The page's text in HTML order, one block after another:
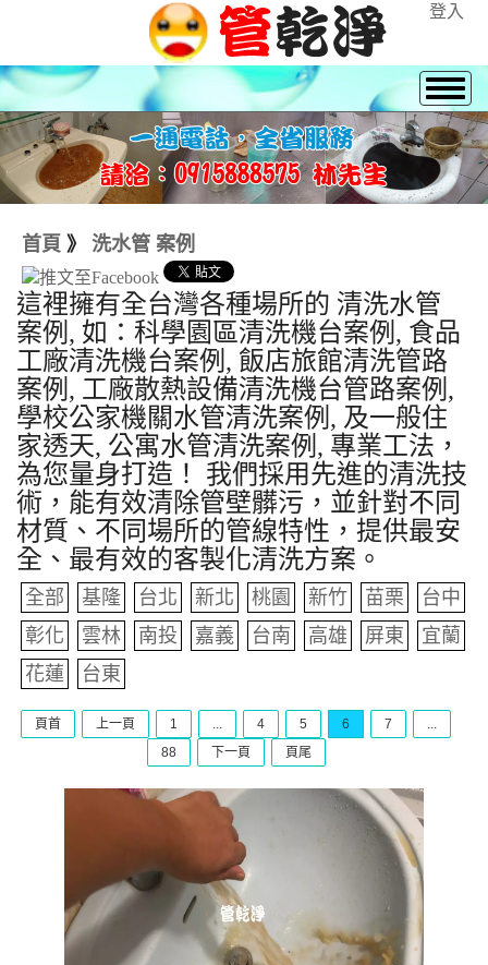
登入
首頁 》 洗水管 案例
這裡擁有全台灣各種場所的 清洗水管
案例, 如：科學園區清洗機台案例, 食品
工廠清洗機台案例, 飯店旅館清洗管路
案例, 工廠散熱設備清洗機台管路案例,
學校公家機關水管清洗案例, 及一般住
家透天, 公寓水管清洗案例, 專業工法，
為您量身打造！ 我們採用先進的清洗技
術，能有效清除管壁髒污，並針對不同
材質、不同場所的管線特性，提供最安
全、最有效的客製化清洗方案。
全部 基隆 台北 新北 桃園 新竹 苗栗
台中
彰化
雲林 南投 嘉義 台南 高雄 屏東
宜蘭
花蓮
台東
頁首 上一頁 1 ... 4 5 6 7
...
88
下一頁 頁尾